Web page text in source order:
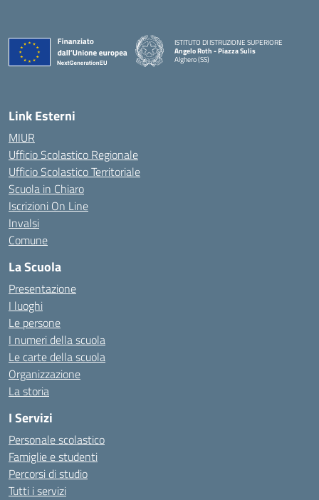
ISTITUTO DI ISTRUZIONE SUPERIORE
Angelo Roth - Piazza Sulis
Alghero (SS)
— Visita la pagina iniziale della scuola
Link Esterni
MIUR
Ufficio Scolastico Regionale
Ufficio Scolastico Territoriale
Scuola in Chiaro
Iscrizioni On Line
Invalsi
Comune
La Scuola
Presentazione
I luoghi
Le persone
I numeri della scuola
Le carte della scuola
Organizzazione
La storia
I Servizi
Personale scolastico
Famiglie e studenti
Percorsi di studio
Tutti i servizi